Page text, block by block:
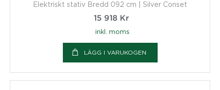
Elektriskt stativ Bredd 092 cm | Silver Conset
15 918 Kr
inkl. moms
LÄGG I VARUKOGEN